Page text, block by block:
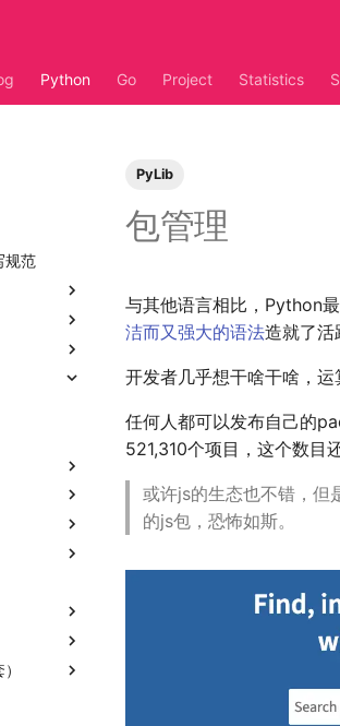
Python Go Project Statistics
规范
息
PyLib
包管理
与其他语言相比，Python
洁而又强大的语法造就了活
开发者几乎想干啥干啥，
任何人都可以发布自己的
521,310个项目，这个数目
或许js的生态也不错，但
的js包，恐怖如斯。